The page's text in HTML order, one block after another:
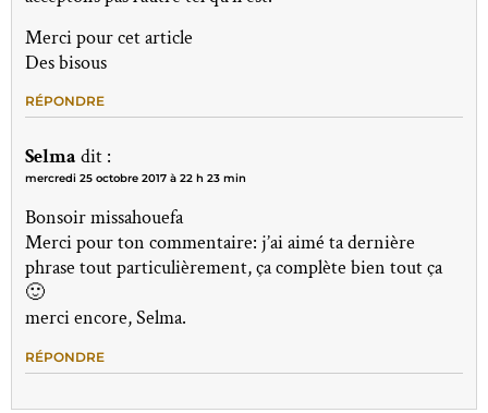
Merci pour cet article
Des bisous
RÉPONDRE
Selma dit :
mercredi 25 octobre 2017 à 22 h 23 min
Bonsoir missahouefa
Merci pour ton commentaire: j’ai aimé ta dernière
phrase tout particulièrement, ça complète bien tout ça
🙂
merci encore, Selma.
RÉPONDRE